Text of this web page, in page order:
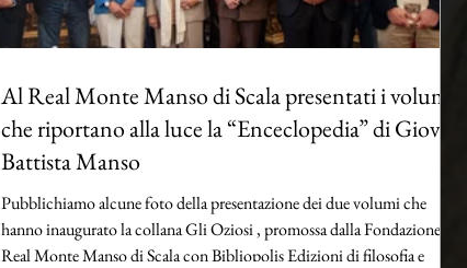
Al Real Monte Manso di Scala presentati i volumi
che riportano alla luce la “Enceclopedia” di Giovan
Battista Manso
Pubblichiamo alcune foto della presentazione dei due volumi che
hanno inaugurato la collana Gli Oziosi , promossa dalla Fondazione
Real Monte Manso di Scala con Bibliopolis Edizioni di filosofia e